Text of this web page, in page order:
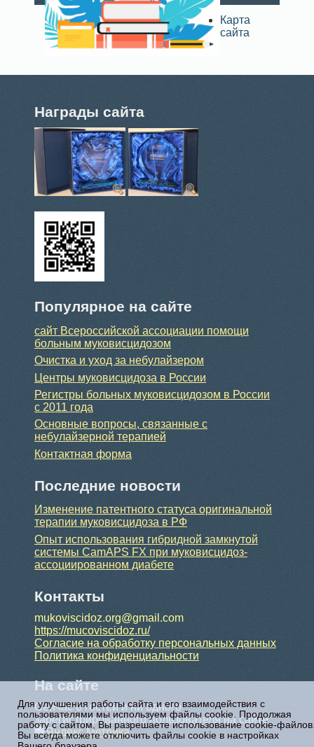
Карта
сайта
Награды сайта
Популярное на сайте
сайт Всероссийской ассоциации помощи
больным муковисцидозом
Очистка и уход за небулайзером
Центры муковисцидоза в России
Регистры больных муковисцидозом в России
с 2011 года
Основные вопросы, связанные с
небулайзерной терапией
Контактная форма
Последние новости
Изменение патентного статуса оригинальной
терапии муковисцидоза в РФ
Опыт использования гибридной замкнутой
системы CamAPS FX при муковисцидоз-
ассоциированном диабете
Контакты
mukoviscidoz.org@gmail.com
https://mucoviscidoz.ru/
Согласие на обработку персональных данных
Политика конфиденциальности
На сайте
Сейчас 6 гостей и ни одного
зарегистрированного пользователя на сайте
Для улучшения работы сайта и его взаимодействия с
пользователями мы используем файлы cookie. Продолжая
работу с сайтом, Вы разрешаете использование cookie-
Вы всегда можете отключить файлы cookie в настройках